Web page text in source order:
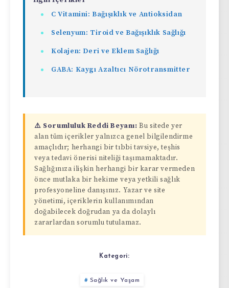
C Vitamini: Bağışıklık ve Antioksidan
Selenyum: Tiroid ve Bağışıklık Sağlığı
Kolajen: Deri ve Eklem Sağlığı
GABA: Kaygı Azaltıcı Nörotransmitter
⚠️ Sorumluluk Reddi Beyanı: Bu sitede yer
alan tüm içerikler yalnızca genel bilgilendirme
amaçlıdır; herhangi bir tıbbi tavsiye, teşhis
veya tedavi önerisi niteliği taşımamaktadır.
Sağlığınıza ilişkin herhangi bir karar vermeden
önce mutlaka bir hekime veya yetkili sağlık
profesyoneline danışınız. Yazar ve site
yönetimi, içeriklerin kullanımından
doğabilecek doğrudan ya da dolaylı
zararlardan sorumlu tutulamaz.
Kategori:
Sağlık ve Yaşam